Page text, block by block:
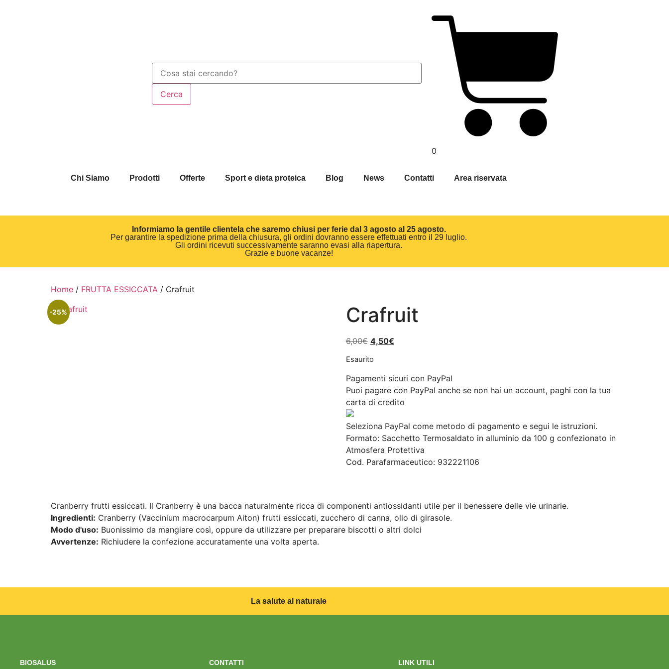
0
Chi Siamo Prodotti Offerte Sport e dieta proteica Blog News Contatti Area riservata
Informiamo la gentile clientela che saremo chiusi per ferie dal 3 agosto al 25 agosto.
Per garantire la spedizione prima della chiusura, gli ordini dovranno essere effettuati entro il 29 luglio.
Gli ordini ricevuti successivamente saranno evasi alla riapertura.
Grazie e buone vacanze!
Home / FRUTTA ESSICCATA / Crafruit
-25% Crafruit
6,00€ 4,50€
Esaurito
Pagamenti sicuri con PayPal
Puoi pagare con PayPal anche se non hai un account, paghi con la tua
carta di credito
Seleziona PayPal come metodo di pagamento e segui le istruzioni.
Formato:Sacchetto Termosaldato in alluminio da 100 g confezionato in
Atmosfera Protettiva
Cod. Parafarmaceutico:932221106
Cranberry frutti essiccati. Il Cranberry è una bacca naturalmente ricca di componenti antiossidanti utile per il benessere delle vie urinarie.
Ingredienti: Cranberry (Vaccinium macrocarpum Aiton) frutti essiccati, zucchero di canna, olio di girasole.
Modo d'uso: Buonissimo da mangiare così, oppure da utilizzare per preparare biscotti o altri dolci
Avvertenze: Richiudere la confezione accuratamente una volta aperta.
La salute al naturale
BIOSALUS CONTATTI LINK UTILI